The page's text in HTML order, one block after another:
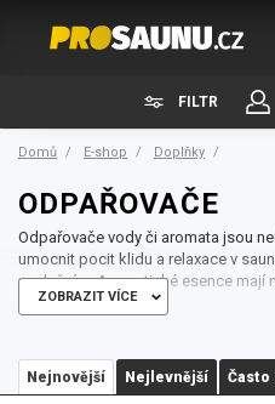
FILTR
Domů E-shop Doplňky
ODPAŘOVAČE
Odpařovače vody či aromata jsou
umocnit pocit klidu a relaxace v
uvolněním. Aromatické esence mají
Do otvorů odpařovačů nalijeme
zvlhčí a provoní saunu. Všechny
ZOBRAZIT VÍCE
Nejnovější Nejlevnější Často